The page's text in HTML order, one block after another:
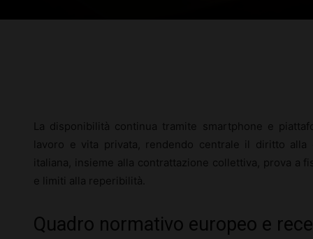
La disponibilità continua tramite smartphone e
lavoro e vita privata, rendendo centrale il diritto alla
italiana, insieme alla contrattazione collettiva, prova a
e limiti alla reperibilità.
Quadro normativo europeo e